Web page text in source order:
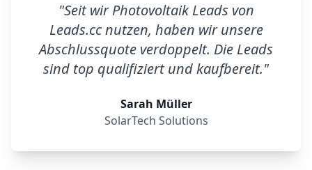
"Seit wir Photovoltaik Leads von
Leads.cc nutzen, haben wir unsere
Abschlussquote verdoppelt. Die Leads
sind top qualifiziert und kaufbereit."
Sarah Müller
SolarTech Solutions